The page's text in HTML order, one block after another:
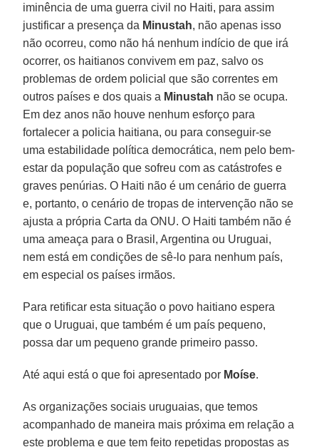
iminência de uma guerra civil no Haiti, para assim
justificar a presença da Minustah, não apenas isso
não ocorreu, como não há nenhum indício de que irá
ocorrer, os haitianos convivem em paz, salvo os
problemas de ordem policial que são correntes em
outros países e dos quais a Minustah não se ocupa.
Em dez anos não houve nenhum esforço para
fortalecer a policia haitiana, ou para conseguir-se
uma estabilidade política democrática, nem pelo bem-
estar da população que sofreu com as catástrofes e
graves penúrias. O Haiti não é um cenário de guerra
e, portanto, o cenário de tropas de intervenção não se
ajusta a própria Carta da ONU. O Haiti também não é
uma ameaça para o Brasil, Argentina ou Uruguai,
nem está em condições de sê-lo para nenhum país,
em especial os países irmãos.
Para retificar esta situação o povo haitiano espera
que o Uruguai, que também é um país pequeno,
possa dar um pequeno grande primeiro passo.
Até aqui está o que foi apresentado por Moíse.
As organizações sociais uruguaias, que temos
acompanhado de maneira mais próxima em relação a
este problema e que tem feito repetidas propostas as